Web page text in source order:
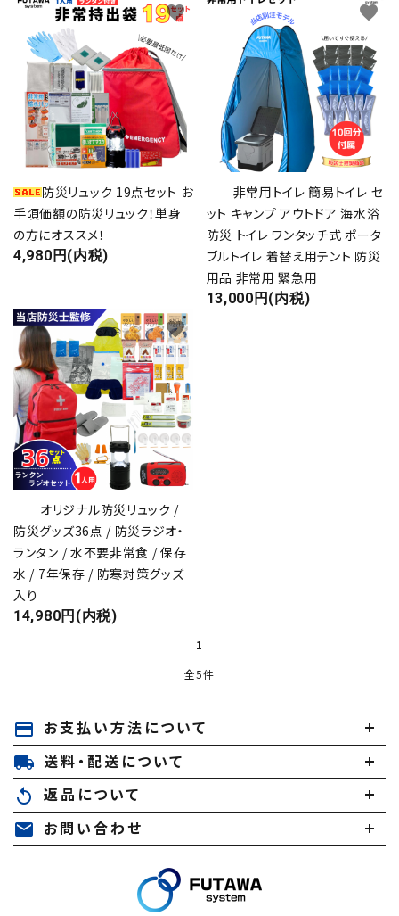
プライバシーポリシー
特定商取引法について
call 0800-600-6003
schedule 9:00～17:00（休 -日祝）
防災リュック 19点セット お
手頃価額の防災リュック！単身
の方にオススメ！
4,980円(内税)
favorite
非常用トイレ 簡易トイレ セ
ット キャンプ アウトドア 海水浴
防災 トイレ ワンタッチ式 ポータ
ブルトイレ 着替え用テント 防災
用品 非常用 緊急用
13,000円(内税)
favorite
オリジナル防災リュック /
防災グッズ36点 / 防災ラジオ・
ランタン / 水不要非常食 / 保存
水 / 7年保存 / 防寒対策グッズ
入り
14,980円(内税)
favorite
1
全5件
キーワード
カテゴリー
payment お支払い方法について
local_shipping 送料・配送について
replay 返品について
mail お問い合わせ